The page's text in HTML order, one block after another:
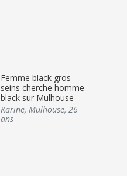
Femme black gros
seins cherche homme
black sur Mulhouse
Karine, Mulhouse, 26
ans